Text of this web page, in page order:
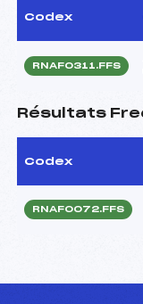
Codex
RNAF0311.FFS
Résultats
Codex
RNAF0072.FFS